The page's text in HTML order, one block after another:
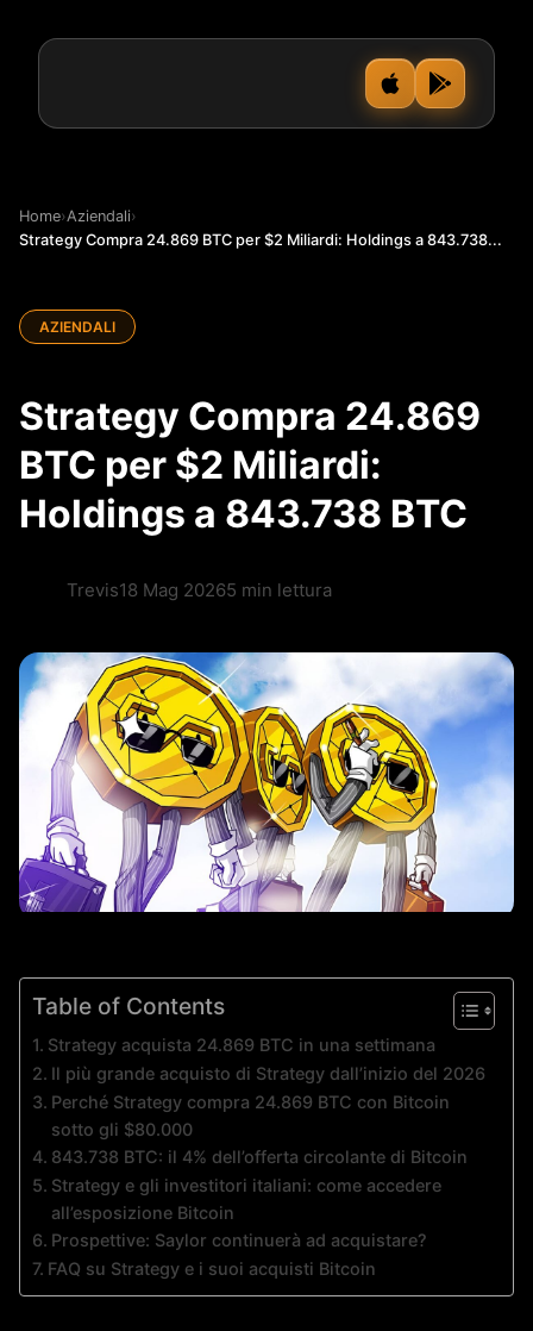
Home›Aziendali›
Strategy Compra 24.869 BTC per $2 Miliardi: Holdings a 843.738...
AZIENDALI
Strategy Compra 24.869
BTC per $2 Miliardi:
Holdings a 843.738 BTC
Trevis18 Mag 20265 min lettura
Table of Contents
Strategy acquista 24.869 BTC in una settimana
Il più grande acquisto di Strategy dall’inizio del 2026
Perché Strategy compra 24.869 BTC con Bitcoin
sotto gli $80.000
843.738 BTC: il 4% dell’offerta circolante di Bitcoin
Strategy e gli investitori italiani: come accedere
all’esposizione Bitcoin
Prospettive: Saylor continuerà ad acquistare?
FAQ su Strategy e i suoi acquisti Bitcoin